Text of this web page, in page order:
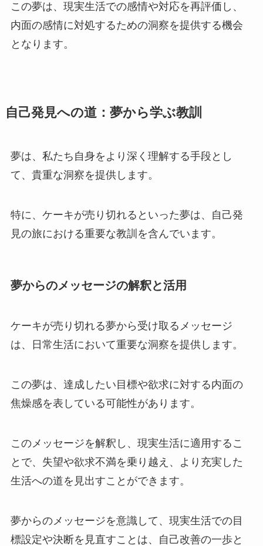
この夢は、現実生活での感情や対応を再評価し、
内面の感情に対処するための洞察を提供する機会
となります。
自己発見への道：夢から学ぶ教訓
夢は、私たち自身をより深く理解する手段とし
て、貴重な洞察を提供します。
特に、ケーキが売り切れるといった夢は、自己発
見の旅における重要な教訓を含んでいます。
夢からのメッセージの解釈と活用
ケーキが売り切れる夢から受け取るメッセージ
は、日常生活において重要な洞察を提供します。
この夢は、達成したい目標や欲求に対する内面の
焦燥感を表している可能性があります。
このメッセージを解釈し、現実生活に適用するこ
とで、失望や欲求不満を乗り越え、より充実した
生活への道を見出すことができます。
夢からのメッセージを意識して、現実生活での目
標設定や決断を見直すことは、自己改善の一歩と